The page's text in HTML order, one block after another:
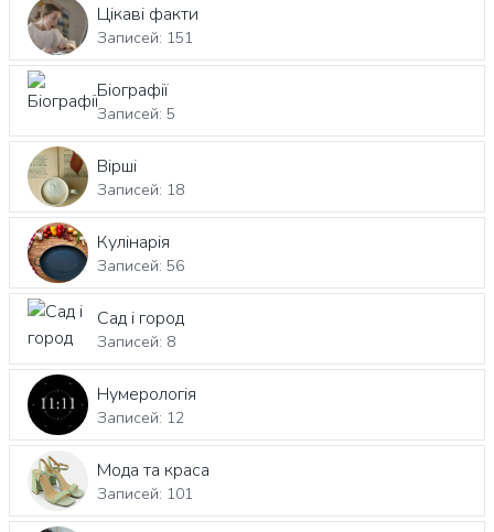
Цікаві факти
Записей: 151
Біографії
Записей: 5
Вірші
Записей: 18
Кулінарія
Записей: 56
Сад і город
Записей: 8
Нумерологія
Записей: 12
Мода та краса
Записей: 101